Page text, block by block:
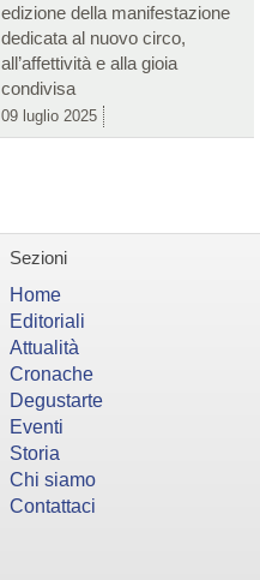
edizione della manifestazione
dedicata al nuovo circo,
all’affettività e alla gioia
condivisa
09 luglio 2025
Sezioni
Home
Editoriali
Attualità
Cronache
Degustarte
Eventi
Storia
Chi siamo
Contattaci